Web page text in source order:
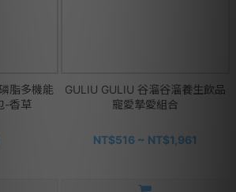
脂多機能
-香草
GULIU GULIU 谷溜谷溜養生飲品
寵愛摯愛組合
NT$516 ~ NT$1,961